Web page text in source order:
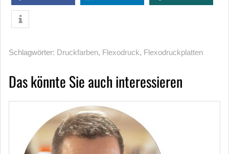
Schlagwörter: Druckfarben, Flexodruck, Flexodruckplatten
Das könnte Sie auch interessieren